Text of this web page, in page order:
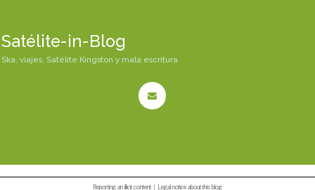
Satélite-in-Blog
Ska, viajes, Satélite Kingston y mala escritura
Reporting an illicit content | Legal notice about this blog